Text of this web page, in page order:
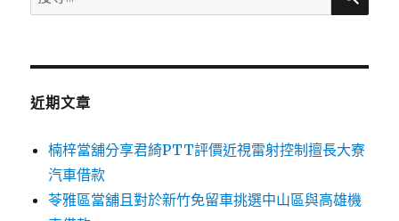
尋
鍵
近期文章
楠梓當舖分享君綺PTT評價近視雷射控制擅長大寮
汽車借款
苓雅區當舖且對於新竹免留車挑選中山區與高雄機